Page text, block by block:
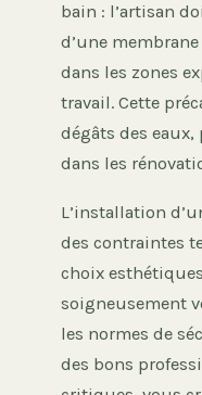
bain : l’artisan
d’une
dans les zones
travail. Cette
dégâts des
dans les
L’installation
des contraintes
choix
soigneusement
les normes de
des bons